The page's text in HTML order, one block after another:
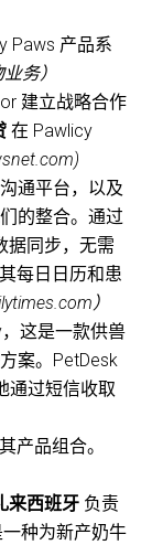
Paws 产品系
业务）
建立战略合作
在 Pawlicy
通平台，以及
的整合。通过
据同步，无需
每日日历和患
）
这是一款供兽
案。PetDesk
通过短信收取
产品组合。
来西班牙 负责
种为新产奶牛